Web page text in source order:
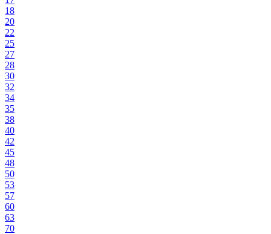
18
20
22
25
27
28
30
32
34
35
38
40
42
45
48
50
53
57
60
63
70